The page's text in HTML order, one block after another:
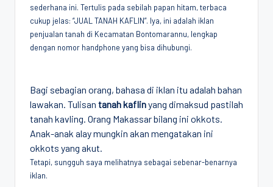
Hasanuddin,
Penggiat
Komunitas
Akademik
Indonesia
sederhana ini. Tertulis pada sebilah papan hitam, terbaca
cukup jelas: “JUAL TANAH KAFLIN”. Iya, ini adalah iklan
penjualan tanah di Kecamatan Bontomarannu, lengkap
dengan nomor handphone yang bisa dihubungi.
Bagi sebagian orang, bahasa di iklan itu adalah bahan
lawakan. Tulisan tanah kaflinyang dimaksud pastilah
tanah kavling. Orang Makassar bilang ini okkots.
Anak-anak alay mungkin akan mengatakan ini
okkots yang akut.
Tetapi, sungguh saya melihatnya sebagai sebenar-benarnya
iklan.